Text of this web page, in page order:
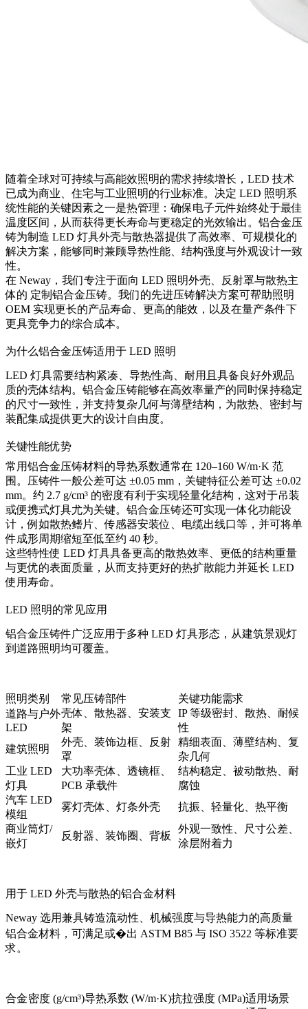
随着全球对可持续与高能效照明的需求持续增长，LED 技术
已成为商业、住宅与工业照明的行业标准。决定 LED 照明系
统性能的关键因素之一是热管理 ：确保电子元件始终处于最佳
温度区间，从而获得更长寿命与更稳定的光效输出。铝合金压
铸为制造 LED 灯具外壳与散热器提供了高效率、可规模化的
解决方案，能够同时兼顾导热性能、结构强度与外观设计一致
性。
在 Neway ，我们专注于面向 LED 照明外壳、反射罩与散热主
体的 定制铝合金压铸。我们的先进压铸解决方案可帮助照明
OEM 实现更长的产品寿命、更高的能效，以及在量产条件下
更具竞争力的综合成本。
为什么铝合金压铸适用于 LED 照明
LED 灯具需要结构紧凑、导热性高、耐用且具备良好外观品
质的壳体结构。铝合金压铸能够在高效率量产的同时保持稳定
的尺寸一致性，并支持复杂几何与薄壁结构，为散热、密封与
装配集成提供更大的设计自由度。
关键性能优势
常用铝合金压铸材料的导热系数通常在 120–160 W/m·K 范
围。压铸件一般公差可达 ±0.05 mm，关键特征公差可达 ±0.02
mm。约 2.7 g/cm³ 的密度有利于实现轻量化结构，这对于吊装
或便携式灯具尤为关键。铝合金压铸还可实现一体化功能设
计，例如散热鳍片、传感器安装位、电缆出线口等，并可将单
件成形周期缩短至低至约 40 秒。
这些特性使 LED 灯具具备更高的散热效率、更低的结构重量
与更优的表面质量，从而支持更好的热扩散能力并延长 LED
使用寿命。
LED 照明的常见应用
铝合金压铸件广泛应用于多种 LED 灯具形态，从建筑景观灯
到道路照明均可覆盖。
照明类别 常见压铸部件
关键功能需求
道路与户外
LED
壳体、散热器、安装支
架
IP 等级密封、散热、耐候
性
建筑照明
外壳、装饰边框、反射
罩
精细表面、薄壁结构、复
杂几何
工业 LED
灯具
大功率壳体、透镜框、
PCB 承载件
结构稳定、被动散热、耐
腐蚀
汽车 LED
模组
雾灯壳体、灯条外壳
抗振、轻量化、热平衡
商业筒灯/
嵌灯
反射器、装饰圈、背板
外观一致性、尺寸公差、
涂层附着力
用于 LED 外壳与散热的铝合金材料
Neway 选用兼具铸造流动性、机械强度与导热能力的高质量
铝合金材料，可满足或�出 ASTM B85 与 ISO 3522 等标准要
求。
合金密度 (g/cm³)导热系数 (W/m·K)抗拉强度 (MPa)适用场景